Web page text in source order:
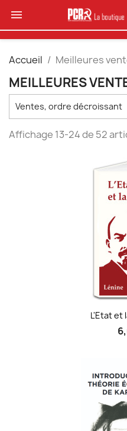

Accueil Meilleures
MEILLEURES
Ventes, ordre décroissant
Affichage 13-24 de 52
L'Etat et